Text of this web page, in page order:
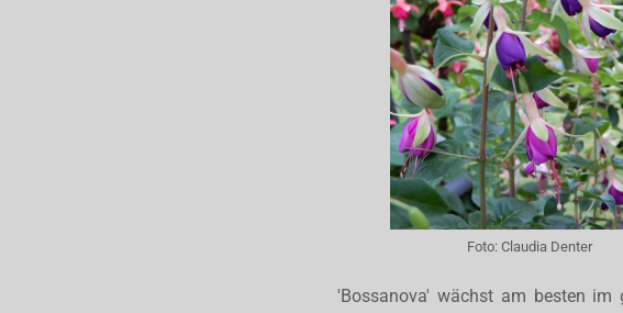
Foto: Claudia Denter
'Bossanova' wächst am besten im